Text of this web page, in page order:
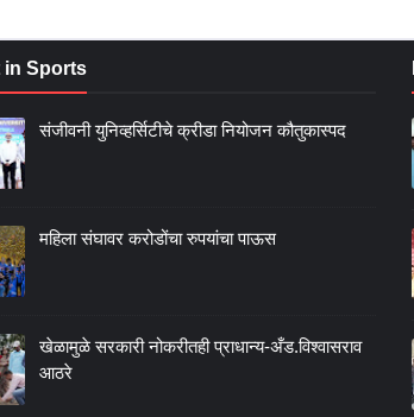
in Sports
संजीवनी युनिव्हर्सिटीचे क्रीडा नियोजन कौतुकास्पद
महिला संघावर करोडोंचा रुपयांचा पाऊस
खेळामुळे सरकारी नोकरीतही प्राधान्य-अँड.विश्वासराव
आठरे